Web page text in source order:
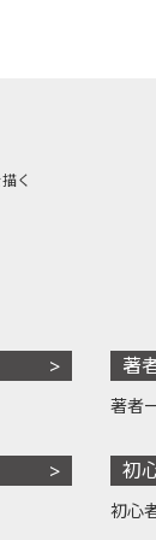
く
著
著者
初
初心